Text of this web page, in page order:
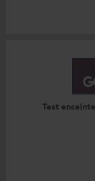
Test